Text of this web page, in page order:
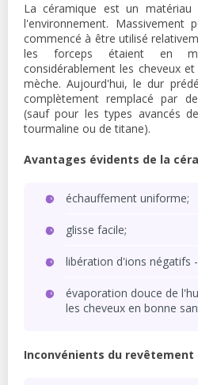
La céramique est un matériau
l'environnement. Massivement
commencé à être utilisé
les forceps étaient en
considérablement les cheveux
mèche. Aujourd'hui, le dur
complètement remplacé par
(sauf pour les types avancés
tourmaline ou de titane).
Avantages évidents de la
échauffement uniforme;
glisse facile;
libération d'ions négatifs
évaporation douce de
les cheveux en bonne
Inconvénients du revêtement